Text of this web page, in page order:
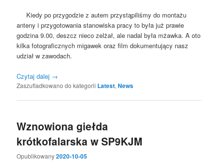
Kiedy po przygodzie z autem przystąpiliśmy do montażu
anteny i przygotowania stanowiska pracy to była już prawie
godzina 9.00, deszcz nieco zelżał, ale nadal była mżawka. A oto
kilka fotograficznych migawek oraz film dokumentujący nasz
udział w zawodach.
Czytaj dalej →
Zaszufladkowano do kategorii Latest,News
Wznowiona giełda
krótkofalarska w SP9KJM
Opublikowany2020-10-05